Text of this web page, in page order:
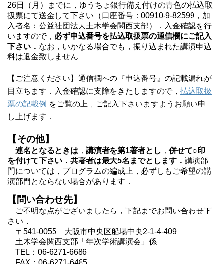
26日（月）までに，ゆうちょ銀行備え付けの青色の払込取
扱票にて送金して下さい（口座番号：00910-9-82599，加
入者名：公益社団法人土木学会関西支部）．入金確認を行
いますので， 必ず申込番号を払込取扱票の通信欄にご記入
下さい． なお，いかなる場合でも，振り込まれた講演申込
料は返金致しません．
【ご注意ください】通信欄への『申込番号』の記載漏れが
目立ちます．入金確認に支障をきたしますので， 払込取扱
票の記載例 をご覧の上，ご記入下さいますようお願い申
し上げます．
【その他】
連名となるときは，講演者を第1著者とし，併せて○印
を付けて下さい．共著者は最大5名までとします． 講演部
門については，プログラムの編成上，必ずしもご希望の講
演部門とならない場合があります．
【問い合わせ先】
ご不明な点がございましたら，下記までお問い合わせ下
さい．
〒541-0055 大阪市中央区船場中央2-1-4-409
土木学会関西支部「年次学術講演会」係
TEL：06-6271-6686
FAX：06-6271-6485